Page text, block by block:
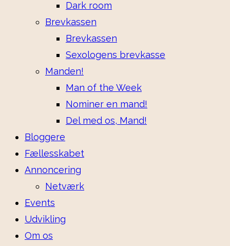
Dark room
Brevkassen
Brevkassen
Sexologens brevkasse
Manden!
Man of the Week
Nominer en mand!
Del med os, Mand!
Bloggere
Fællesskabet
Annoncering
Netværk
Events
Udvikling
Om os